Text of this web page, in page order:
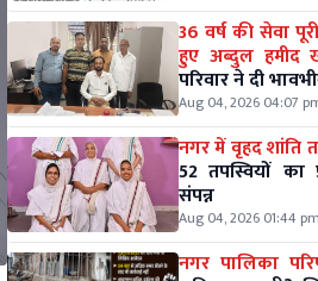
36 वर्ष की सेवा
हुए अब्दुल हमीद
परिवार ने दी
Aug 04, 2026 04:07
नगर में वृहद शांति
52 तपस्वियों का
संपन्न
Aug 04, 2026 01:44